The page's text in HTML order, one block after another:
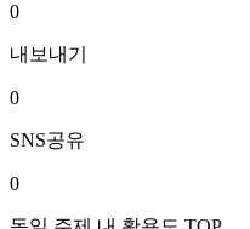
0
내보내기
0
SNS공유
0